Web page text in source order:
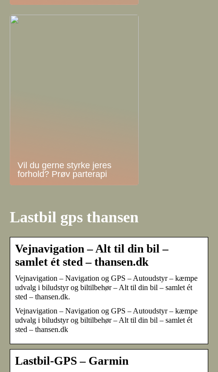
Vil du gerne styrke jeres
forhold? Prøv parterapi
Lastbil gps thansen
Vejnavigation – Alt til din bil –
samlet ét sted – thansen.dk
Vejnavigation – Navigation og GPS – Autoudstyr – kæmpe
udvalg i biludstyr og biltilbehør – Alt til din bil – samlet ét
sted – thansen.dk.
Vejnavigation – Navigation og GPS – Autoudstyr – kæmpe
udvalg i biludstyr og biltilbehør – Alt til din bil – samlet ét
sted – thansen.dk
Lastbil-GPS – Garmin